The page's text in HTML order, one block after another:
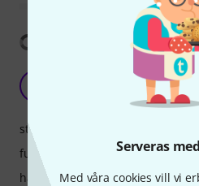
Serveras
Med våra cookies vill vi
Just what I was looking
Steve
stabilitet
funktion
hantverkskvalitet